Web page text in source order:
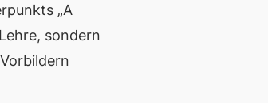
„A
sondern